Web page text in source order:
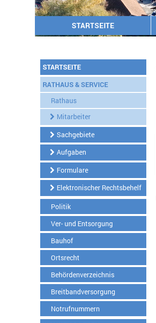
STARTSEITE
STARTSEITE
RATHAUS & SERVICE
Rathaus
Mitarbeiter
Sachgebiete
Aufgaben
Formulare
Elektronischer Rechtsbehelf
Politik
Ver- und Entsorgung
Bauhof
Ortsrecht
Behördenverzeichnis
Breitbandversorgung
Notrufnummern